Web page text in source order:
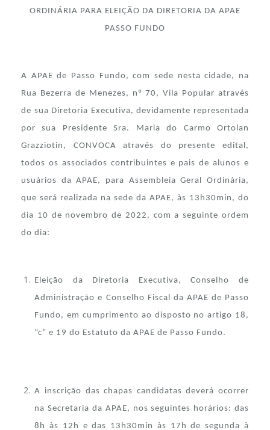
ORDINÁRIA PARA ELEIÇÃO DA DIRETORIA DA APAE
PASSO FUNDO
A APAE de Passo Fundo, com sede nesta cidade, na
Rua Bezerra de Menezes, nº 70, Vila Popular através
de sua Diretoria Executiva, devidamente representada
por sua Presidente Sra. Maria do Carmo Ortolan
Grazziotin, CONVOCA através do presente edital,
todos os associados contribuintes e pais de alunos e
usuários da APAE, para Assembleia Geral Ordinária,
que será realizada na sede da APAE, às 13h30min, do
dia 10 de novembro de 2022, com a seguinte ordem
do dia:
Eleição da Diretoria Executiva, Conselho de
Administração e Conselho Fiscal da APAE de Passo
Fundo, em cumprimento ao disposto no artigo 18,
“c” e 19 do Estatuto da APAE de Passo Fundo.
A inscrição das chapas candidatas deverá ocorrer
na Secretaria da APAE, nos seguintes horários: das
8h às 12h e das 13h30min às 17h de segunda à